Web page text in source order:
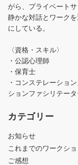
がら、プライベート
静かな対話とワーク
にしている。
〈資格・スキル〉
・公認心理師
・保育士
・コンステレーショ
ションファシリテー
カテゴリー
お知らせ
これまでのワークシ
ご感想